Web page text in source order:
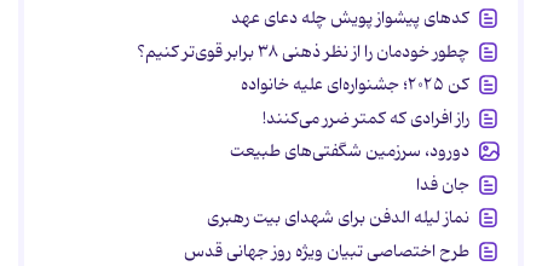
کدهای پیشواز پویش چله دعای عهد
چطور خودمان را از نظر ذهنی ۳۸ برابر قوی‌تر کنیم؟
کن ۲۰۲۵؛ جشنواره‌ای علیه خانواده
راز افرادی که کمتر ضرر می‌کنند!
دورود، سرزمین شگفتی‌های طبیعت
جان فدا
نماز لیله الدفن برای شهدای بیت رهبری
طرح اختصاصی تبیان ویژه روز جهانی قدس